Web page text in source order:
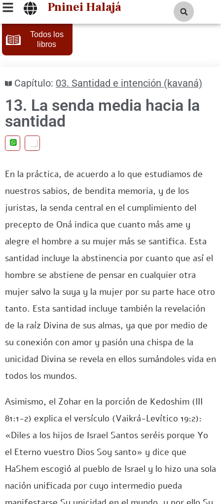
Pninei Halajá
Todos los
libros
Capítulo: 03. Santidad e intención (kavaná)
13. La senda media hacia la
santidad
En la práctica, de acuerdo a lo que estudiamos de
nuestros sabios, de bendita memoria, y de los
juristas, la senda central en el cumplimiento del
precepto de Oná indica que cuanto más ame y
alegre el hombre a su mujer más se santifica. Esta
santidad incluye la abstinencia por cuanto que así el
hombre se abstiene de pensar en cualquier otra
mujer salvo la suya y la mujer por su parte hace otro
tanto. Esta santidad incluye también la revelación
de la raíz Divina de sus almas, ya que por medio de
su conexión con amor y pasión una chispa de la
unicidad Divina se revela en ellos sumándoles vida en
todos los mundos.
Asimismo, el Zohar en la porción de Kedoshim (III
81:1-2) explica el versículo (Vaikrá-Levítico 19:2):
«Diles a los hijos de Israel Santos seréis porque Yo
el Eterno vuestro Dios Soy santo» y dice que
HaShem escogió al pueblo de Israel y lo hizo una sola
nación unificada por cuyo intermedio pueda